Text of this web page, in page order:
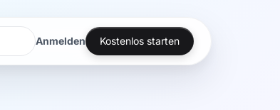
Anmelden Kostenlos starten